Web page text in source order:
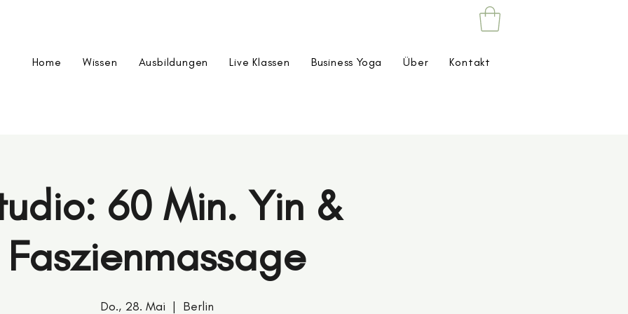
Home Wissen Ausbildungen Live Klassen Business Yoga Über Kontakt
60 Min. Yin &
Faszienmassage
Do., 28. Mai
  |
Berlin